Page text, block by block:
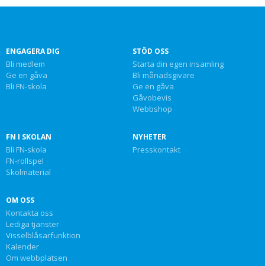
ENGAGERA DIG
Bli medlem
Ge en gåva
Bli FN-skola
STÖD OSS
Starta din egen insamling
Bli månadsgivare
Ge en gåva
Gåvobevis
Webbshop
FN I SKOLAN
Bli FN-skola
FN-rollspel
Skolmaterial
NYHETER
Presskontakt
OM OSS
Kontakta oss
Lediga tjänster
Visselblåsarfunktion
Kalender
Om webbplatsen